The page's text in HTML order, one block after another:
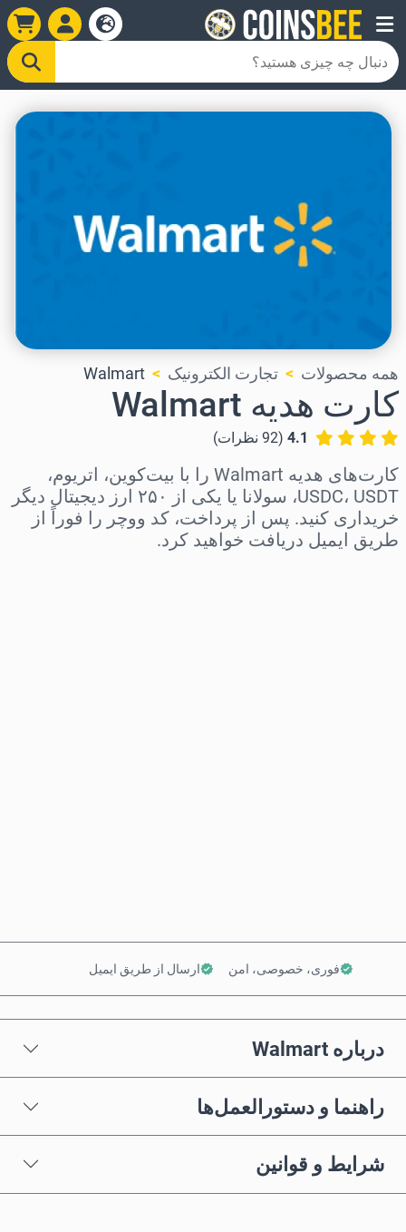
همه محصولات تجارت الکترونیک Walmart
کارت هدیه Walmart
4.1
(
92 نظرات)
کارت‌های هدیه Walmart را با بیت‌کوین، اتریوم،
USDC، USDT، سولانا یا یکی از ۲۵۰ ارز دیجیتال دیگر
خریداری کنید. پس از پرداخت، کد ووچر را فوراً از
طریق ایمیل دریافت خواهید کرد.
فوری، خصوصی، امن ارسال از طریق ایمیل
درباره Walmart
راهنما و دستورالعمل‌ها
شرایط و قوانین